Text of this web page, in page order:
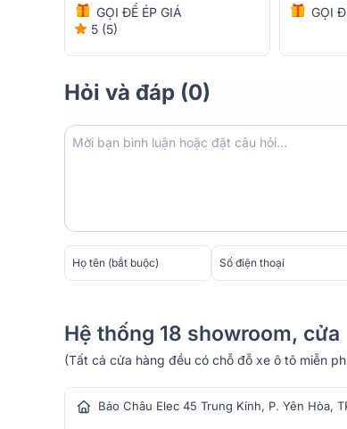
GỌI ĐỂ ÉP GIÁ
5 (5)
GỌI
Hỏi và đáp (0)
Hệ thống 18 showroom, cửa
hàng âm thanh
(Tất cả cửa hàng đều có chỗ đỗ xe ô tô miễn
Bảo Châu Elec 45 Trung Kính, P. Yên Hòa,